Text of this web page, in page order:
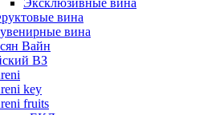
Эксклюзивные вина
вина
вина
Вайн
ВЗ
key
fruits